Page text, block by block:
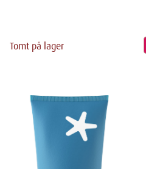
Tomt på lager